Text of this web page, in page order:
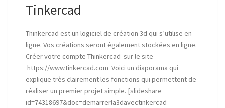
Tinkercad
Thinkercad est un logiciel de création 3d qui s’utilise en
ligne. Vos créations seront également stockées en ligne.
Créer votre compte Thinkercad sur le site
https://www.tinkercad.com Voici un diaporama qui
explique très clairement les fonctions qui permettent de
réaliser un premier projet simple. [slideshare
id=74318697&doc=demarrerla3davectinkercad-